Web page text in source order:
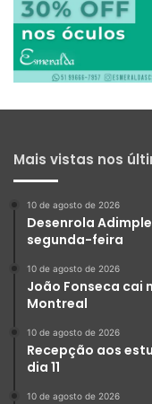
Mais vistas nos
10 de agosto de 2026
Desenrola
segunda-feira
10 de agosto de 2026
João Fonseca cai
Montreal
10 de agosto de 2026
Recepção aos
dia 11
10 de agosto de 2026